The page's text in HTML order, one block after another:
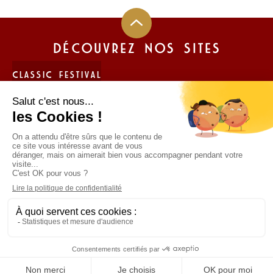
DÉCOUVREZ NOS SITES
CLASSIC FESTIVAL
FUN CUP
TROPHÉE ANDROS
Politique de protection des données personnelles
Mentions légales
Politique de protection des données personnelles